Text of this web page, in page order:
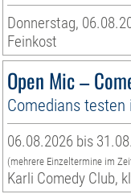
Donnerstag,
Feinkost
Open Mic –
Comedians testen
06.08.2026 bis
(mehrere Einzeltermine im
Karli Comedy Club,